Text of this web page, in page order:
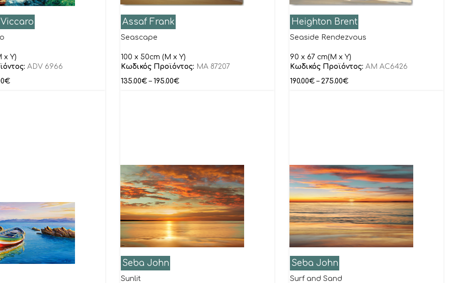
x Y)
ADV 6966
€
Assaf Frank
Seascape
100 x 50cm (M x Y)
Κωδικός Προϊόντος: MA 87207
135.00€ – 195.00€
Heighton Brent
Seaside Rendezvous
90 x 67 cm(M x Y)
Κωδικός Προϊόντος: AM AC6426
190.00€ – 275.00€
Seba John
Sunlit
Seba John
Surf and Sand